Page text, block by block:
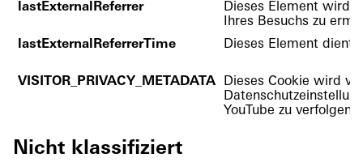
lastExternalReferrer
Dieses Element wird
Ihres Besuchs zu
lastExternalReferrerTime
Dieses Element dient
VISITOR_PRIVACY_METADATA
Dieses Cookie wird
YouTube zu verfolgen
Nicht klassifiziert